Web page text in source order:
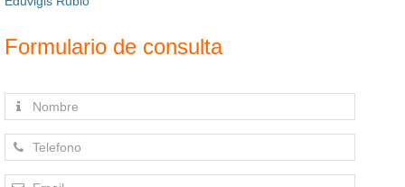
Formulario de consulta